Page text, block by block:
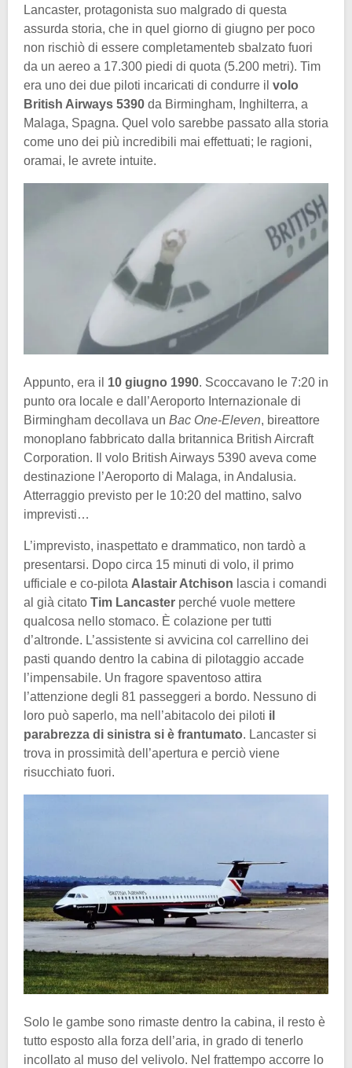
Lancaster, protagonista suo malgrado di questa
assurda storia, che in quel giorno di giugno per poco
non rischiò di essere completamenteb sbalzato fuori
da un aereo a 17.300 piedi di quota (5.200 metri). Tim
era uno dei due piloti incaricati di condurre il volo
British Airways 5390 da Birmingham, Inghilterra, a
Malaga, Spagna. Quel volo sarebbe passato alla storia
come uno dei più incredibili mai effettuati; le ragioni,
oramai, le avrete intuite.
Appunto, era il 10 giugno 1990. Scoccavano le 7:20 in
punto ora locale e dall’Aeroporto Internazionale di
Birmingham decollava un Bac One-Eleven, bireattore
monoplano fabbricato dalla britannica British Aircraft
Corporation. Il volo British Airways 5390 aveva come
destinazione l’Aeroporto di Malaga, in Andalusia.
Atterraggio previsto per le 10:20 del mattino, salvo
imprevisti…
L’imprevisto, inaspettato e drammatico, non tardò a
presentarsi. Dopo circa 15 minuti di volo, il primo
ufficiale e co-pilota Alastair Atchison lascia i comandi
al già citato Tim Lancaster perché vuole mettere
qualcosa nello stomaco. È colazione per tutti
d’altronde. L’assistente si avvicina col carrellino dei
pasti quando dentro la cabina di pilotaggio accade
l’impensabile. Un fragore spaventoso attira
l’attenzione degli 81 passeggeri a bordo. Nessuno di
loro può saperlo, ma nell’abitacolo dei piloti il
parabrezza di sinistra si è frantumato. Lancaster si
trova in prossimità dell’apertura e perciò viene
risucchiato fuori.
Solo le gambe sono rimaste dentro la cabina, il resto è
tutto esposto alla forza dell’aria, in grado di tenerlo
incollato al muso del velivolo. Nel frattempo accorre lo